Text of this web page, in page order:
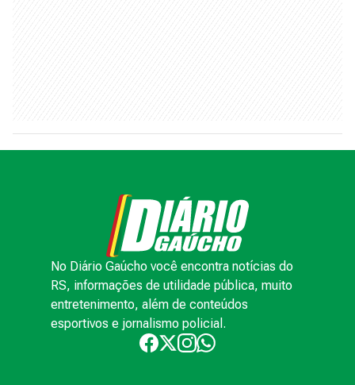
No Diário Gaúcho você encontra notícias do
RS, informações de utilidade pública, muito
entretenimento, além de conteúdos
esportivos e jornalismo policial.